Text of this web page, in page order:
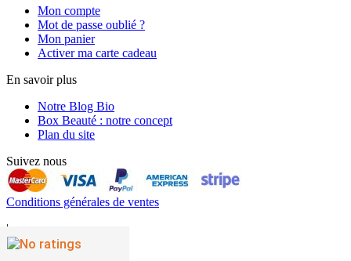
Mon compte
Mot de passe oublié ?
Mon panier
Activer ma carte cadeau
En savoir plus
Notre Blog Bio
Box Beauté : notre concept
Plan du site
Suivez nous
Conditions générales de ventes
|
Mentions légales